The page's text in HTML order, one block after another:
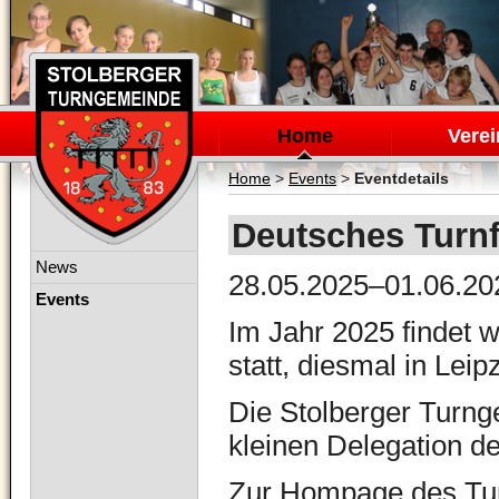
Navigation
überspringen
Home
Home> Events> Eventdetails
Deutsches
Im Jahr 2025 findet
statt, diesmal in
Die Stolberger
kleinen Delegation
Zur Hompage des
Navigation
News
Events